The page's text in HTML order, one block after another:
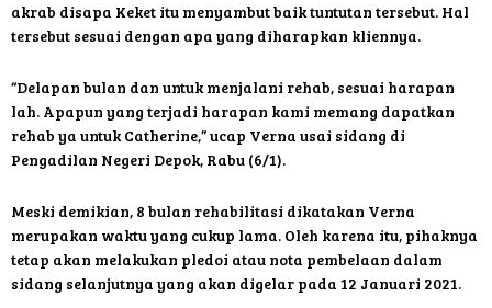
akrab disapa Keket itu menyambut baik tuntutan tersebut. Hal
tersebut sesuai dengan apa yang diharapkan kliennya.
“Delapan bulan dan untuk menjalani rehab, sesuai harapan
lah. Apapun yang terjadi harapan kami memang dapatkan
rehab ya untuk Catherine,” ucap Verna usai sidang di
Pengadilan Negeri Depok, Rabu (6/1).
Meski demikian, 8 bulan rehabilitasi dikatakan Verna
merupakan waktu yang cukup lama. Oleh karena itu, pihaknya
tetap akan melakukan pledoi atau nota pembelaan dalam
sidang selanjutnya yang akan digelar pada 12 Januari 2021.